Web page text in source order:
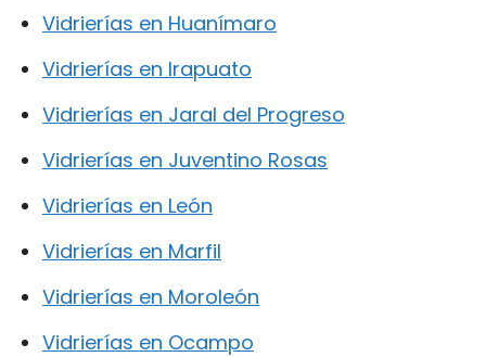
Vidrierías en Huanímaro
Vidrierías en Irapuato
Vidrierías en Jaral del Progreso
Vidrierías en Juventino Rosas
Vidrierías en León
Vidrierías en Marfil
Vidrierías en Moroleón
Vidrierías en Ocampo